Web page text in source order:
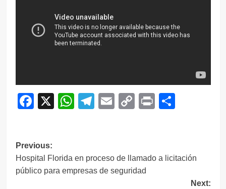
Facebook
X WhatsApp
Telegram
EmailCopy
Print
Navegación
de
entradas
Previous:
Hospital Florida en proceso de llamado a licitación
público para empresas de seguridad
Next: